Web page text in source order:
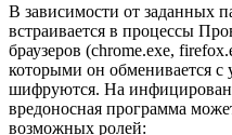
В зависимости от заданных
встраивается в процессы
браузеров (chrome.exe,
которыми он обменивается
шифруются. На
вредоносная программа
возможных ролей: